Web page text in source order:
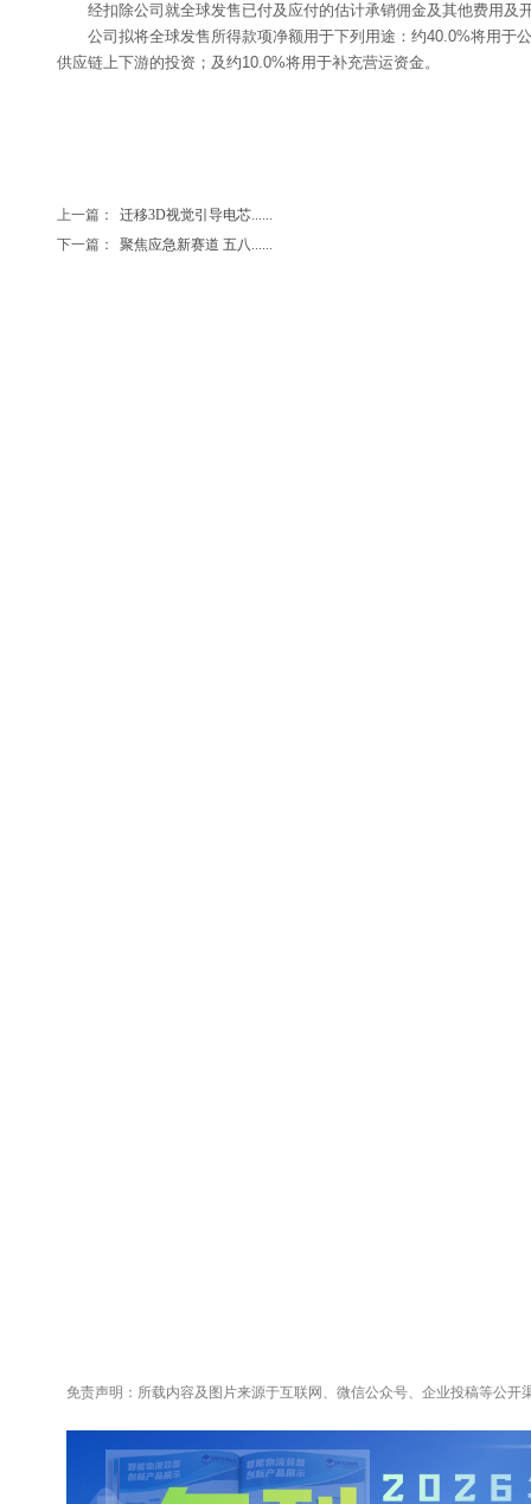
经扣除公司就全球发售已付及应付的估计承销佣金及其他费用
公司拟将全球发售所得款项净额用于下列用途：约40.0%将用于
供应链上下游的投资；及约10.0%将用于补充营运资金。
上一篇：
迁移3D视觉引导电芯......
下一篇：
聚焦应急新赛道 五八......
免责声明：所载内容及图片来源于互联网、微信公众号、企业投稿等公